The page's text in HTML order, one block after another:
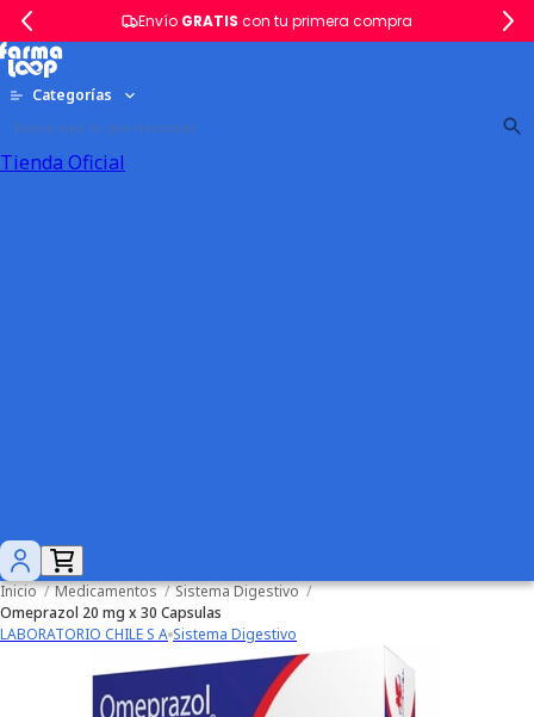
Envío GRATIS con tu primera compra
Categorías
Tienda Oficial
Inicio / Medicamentos / Sistema Digestivo /
Omeprazol 20 mg x 30 Capsulas
LABORATORIO CHILE S A Sistema Digestivo